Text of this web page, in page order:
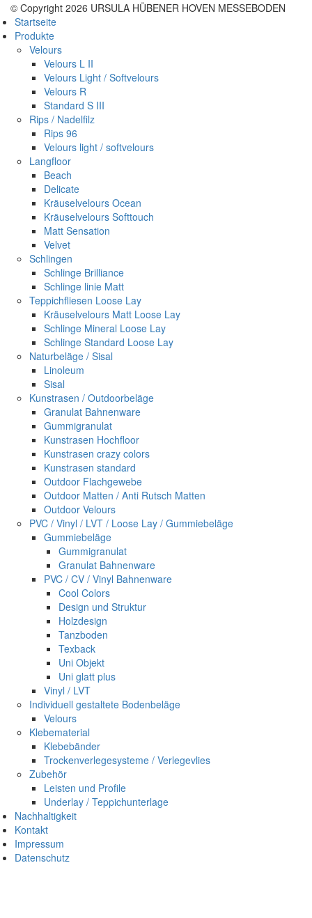
© Copyright 2026 URSULA HÜBENER HOVEN MESSEBODEN
Startseite
Produkte
Velours
Velours L II
Velours Light / Softvelours
Velours R
Standard S III
Rips / Nadelfilz
Rips 96
Velours light / softvelours
Langfloor
Beach
Delicate
Kräuselvelours Ocean
Kräuselvelours Softtouch
Matt Sensation
Velvet
Schlingen
Schlinge Brilliance
Schlinge linie Matt
Teppichfliesen Loose Lay
Kräuselvelours Matt Loose Lay
Schlinge Mineral Loose Lay
Schlinge Standard Loose Lay
Naturbeläge / Sisal
Linoleum
Sisal
Kunstrasen / Outdoorbeläge
Granulat Bahnenware
Gummigranulat
Kunstrasen Hochfloor
Kunstrasen crazy colors
Kunstrasen standard
Outdoor Flachgewebe
Outdoor Matten / Anti Rutsch Matten
Outdoor Velours
PVC / Vinyl / LVT / Loose Lay / Gummiebeläge
Gummiebeläge
Gummigranulat
Granulat Bahnenware
PVC / CV / Vinyl Bahnenware
Cool Colors
Design und Struktur
Holzdesign
Tanzboden
Texback
Uni Objekt
Uni glatt plus
Vinyl / LVT
Individuell gestaltete Bodenbeläge
Velours
Klebematerial
Klebebänder
Trockenverlegesysteme / Verlegevlies
Zubehör
Leisten und Profile
Underlay / Teppichunterlage
Nachhaltigkeit
Kontakt
Impressum
Datenschutz